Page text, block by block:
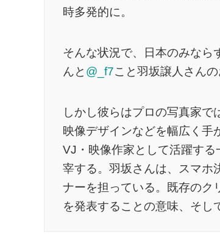
時多発的に。
そんな状況で、日本のみなら
んと @_f7こと羽坂譲人さんの
しかし彼らはプロの写真家で
映像デザインなどを幅広く
VJ・映像作家として活躍す
宰する。羽坂さんは、スマホ
ナーを担っている。既存のク
を発表することの意味、そし